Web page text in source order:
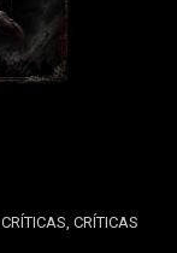
CRÍTICAS, CRÍTICAS